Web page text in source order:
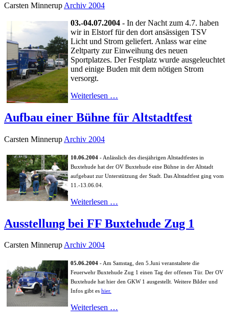
Carsten Minnerup Archiv 2004
03.-04.07.2004 - In der Nacht zum 4.7. haben
wir in Elstorf für den dort ansässigen TSV
Licht und Strom geliefert. Anlass war eine
Zeltparty zur Einweihung des neuen
Sportplatzes. Der Festplatz wurde ausgeleuchtet
und einige Buden mit dem nötigen Strom
versorgt.
Weiterlesen …
Aufbau einer Bühne für Altstadtfest
Carsten Minnerup Archiv 2004
10.06.2004 - Anlässlich des diesjährigen Altstadtfestes in
Buxtehude hat der OV Buxtehude eine Bühne in der Altstadt
aufgebaut zur Unterstützung der Stadt. Das Altstadtfest ging vom
11.-13.06.04.
Weiterlesen …
Ausstellung bei FF Buxtehude Zug 1
Carsten MinnerupArchiv 2004
05.06.2004 - Am Samstag, den 5.Juni veranstaltete die
Feuerwehr Buxtehude Zug 1 einen Tag der offenen Tür. Der OV
Buxtehude hat hier den GKW 1 ausgestellt. Weitere Bilder und
Infos gibt es hier.
Weiterlesen …